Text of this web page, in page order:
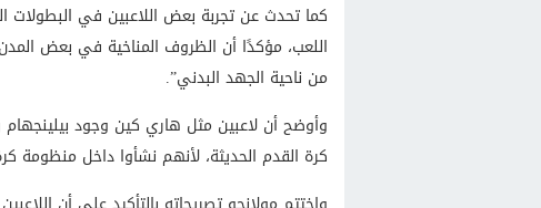
كما تحدث عن تجربة بعض اللاعبين في البطولات
اللعب، مؤكدًا أن الظروف المناخية في بعض
من ناحية الجهد البدني”.
وأوضح أن لاعبين مثل هاري كين وجود
كرة القدم الحديثة، لأنهم نشأوا داخل منظومة